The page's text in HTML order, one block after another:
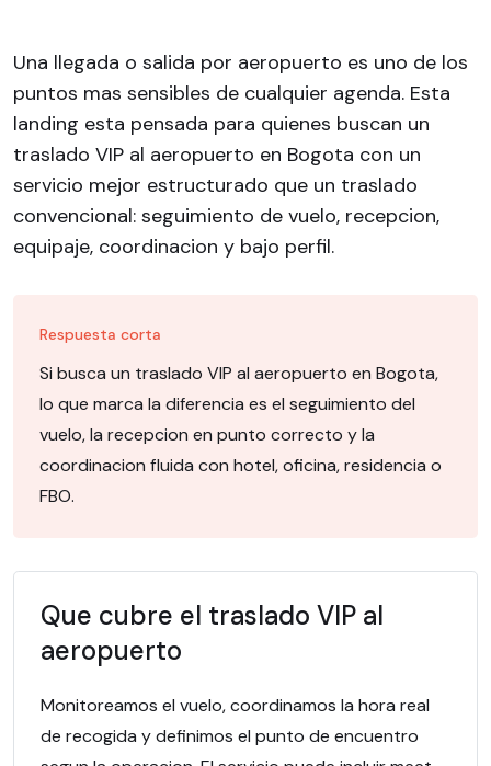
Una llegada o salida por aeropuerto es uno de los
puntos mas sensibles de cualquier agenda. Esta
landing esta pensada para quienes buscan un
traslado VIP al aeropuerto en Bogota con un
servicio mejor estructurado que un traslado
convencional: seguimiento de vuelo, recepcion,
equipaje, coordinacion y bajo perfil.
Respuesta corta
Si busca un traslado VIP al aeropuerto en Bogota,
lo que marca la diferencia es el seguimiento del
vuelo, la recepcion en punto correcto y la
coordinacion fluida con hotel, oficina, residencia o
FBO.
Que cubre el traslado VIP al
aeropuerto
Monitoreamos el vuelo, coordinamos la hora real
de recogida y definimos el punto de encuentro